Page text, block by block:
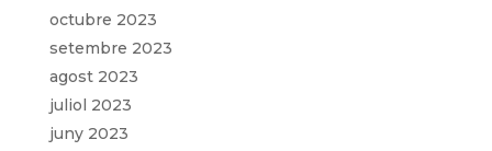
octubre 2023
setembre 2023
agost 2023
juliol 2023
juny 2023